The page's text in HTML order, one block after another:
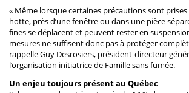
« Même lorsque certaines précautions sont
hotte, près d’une fenêtre ou dans une pièce
fines se déplacent et peuvent rester en suspension
mesures ne suffisent donc pas à protéger
rappelle Guy Desrosiers, président-directeur
l’organisation initiatrice de Famille sans fumée.
Un enjeu toujours présent au Québec